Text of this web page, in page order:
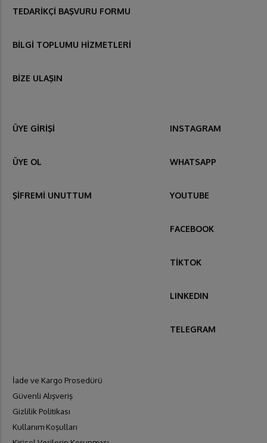
TEDARİKÇİ BAŞVURU FORMU
BİLGİ TOPLUMU HİZMETLERİ
BİZE ULAŞIN
ÜYE GİRİŞİ
ÜYE OL
ŞİFREMİ UNUTTUM
INSTAGRAM
WHATSAPP
YOUTUBE
FACEBOOK
TİKTOK
LINKEDIN
TELEGRAM
İade ve Kargo Prosedürü
Güvenli Alışveriş
Gizlilik Politikası
Kullanım Koşulları